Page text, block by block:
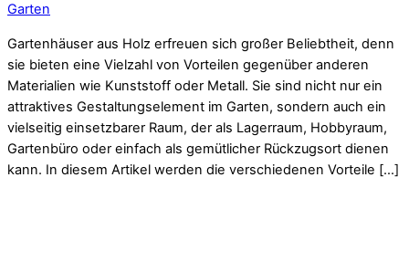
Garten
Gartenhäuser aus Holz erfreuen sich großer Beliebtheit, denn
sie bieten eine Vielzahl von Vorteilen gegenüber anderen
Materialien wie Kunststoff oder Metall. Sie sind nicht nur ein
attraktives Gestaltungselement im Garten, sondern auch ein
vielseitig einsetzbarer Raum, der als Lagerraum, Hobbyraum,
Gartenbüro oder einfach als gemütlicher Rückzugsort dienen
kann. In diesem Artikel werden die verschiedenen Vorteile […]